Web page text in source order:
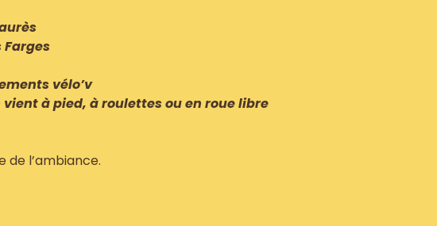
Farges
vélo’v
à pied, à roulettes ou en roue libre
de l’ambiance.